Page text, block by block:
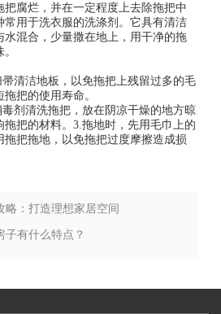
腐烂，并在一定程度上去除拖把中
常用于洗衣服的洗涤剂。它具有清洁
水混合，少量撒在地上，用干净的拖
洁地板，以免拖把上残留过多的毛
把的使用寿命。
清洗拖把，放在阴凉干燥的地方晾
把的材料。3.拖地时，先用毛巾上的
拖把拖地，以免拖把过度摩擦造成损
略：打造理想家居空间
子有什么特点？